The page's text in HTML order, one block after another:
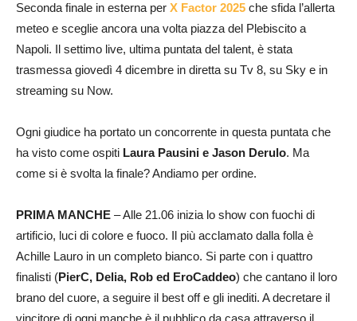
Seconda finale in esterna per X Factor 2025 che sfida l’allerta
meteo e sceglie ancora una volta piazza del Plebiscito a
Napoli. Il settimo live, ultima puntata del talent, è stata
trasmessa giovedì 4 dicembre in diretta su Tv 8, su Sky e in
streaming su Now.
Ogni giudice ha portato un concorrente in questa puntata che
ha visto come ospiti Laura Pausini e Jason Derulo. Ma
come si è svolta la finale? Andiamo per ordine.
PRIMA MANCHE – Alle 21.06 inizia lo show con fuochi di
artificio, luci di colore e fuoco. Il più acclamato dalla folla è
Achille Lauro in un completo bianco. Si parte con i quattro
finalisti (PierC, Delia, Rob ed EroCaddeo) che cantano il loro
brano del cuore, a seguire il best off e gli inediti. A decretare il
vincitore di ogni manche è il pubblico da casa attraverso il